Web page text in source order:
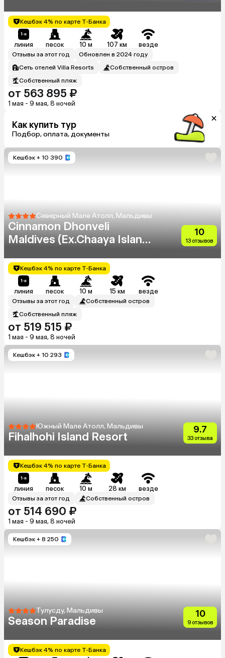
Кешбэк 4% по карте Т-Банка
линия песок 10 м 107 км везде
Отзывы за этот год
Обновлен в 2024 году
Сеть отелей Villa Resorts
Собственный остров
Собственный пляж
от 563 895 ₽
1 мая - 9 мая, 8 ночей
Как купить тур
Подбор, оплата, документы
Кешбэк + 10 390
Северный Мале Атолл, Мальдивы
Cinnamon Dhonveli
Maldives (Ex.Chaaya Island
10
13 отзывов
Кешбэк 4% по карте Т-Банка
линия песок 10 м 15 км везде
Отзывы за этот год
Собственный остров
Собственный пляж
от 519 515 ₽
1 мая - 9 мая, 8 ночей
Кешбэк + 10 293
Южный Мале Атолл, Мальдивы
Fihalhohi Island Resort
9.7
33 отзыва
Кешбэк 4% по карте Т-Банка
линия песок 10 м 28 км везде
Отзывы за этот год Собственный остров
от 514 690 ₽
1 мая - 9 мая, 8 ночей
Кешбэк + 8 250
Тулусду, Мальдивы
Season Paradise
10
9 отзывов
Кешбэк 4% по карте Т-Банка